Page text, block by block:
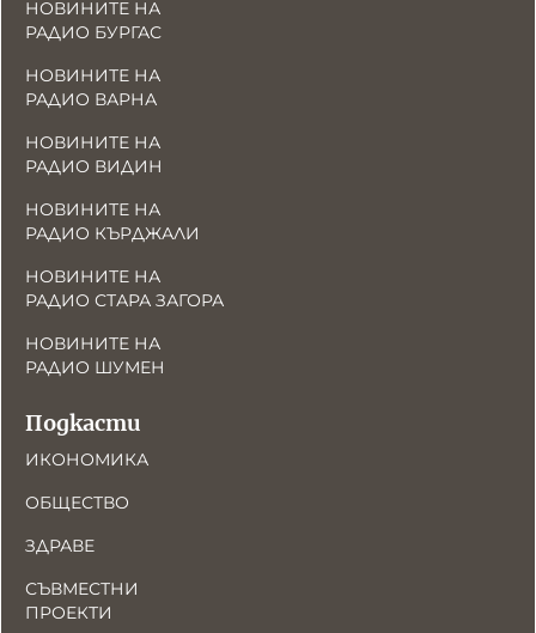
НОВИНИТЕ НА
РАДИО БУРГАС
НОВИНИТЕ НА
РАДИО ВАРНА
НОВИНИТЕ НА
РАДИО ВИДИН
НОВИНИТЕ НА
РАДИО КЪРДЖАЛИ
НОВИНИТЕ НА
РАДИО СТАРА ЗАГОРА
НОВИНИТЕ НА
РАДИО ШУМЕН
Подкасти
ИКОНОМИКА
ОБЩЕСТВО
ЗДРАВЕ
СЪВМЕСТНИ
ПРОЕКТИ